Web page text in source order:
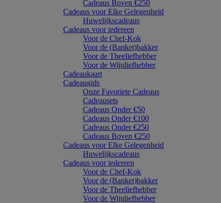
Cadeaus Boven €250
Cadeaus voor Elke Gelegenheid
Huwelijkscadeaus
Cadeaus voor iedereen
Voor de Chef-Kok
Voor de (Banket)bakker
Voor de Theeliefhebber
Voor de Wijnliefhebber
Cadeaukaart
Cadeaugids
Onze Favoriete Cadeaus
Cadeausets
Cadeaus Onder €50
Cadeaus Onder €100
Cadeaus Onder €250
Cadeaus Boven €250
Cadeaus voor Elke Gelegenheid
Huwelijkscadeaus
Cadeaus voor iedereen
Voor de Chef-Kok
Voor de (Banket)bakker
Voor de Theeliefhebber
Voor de Wijnliefhebber